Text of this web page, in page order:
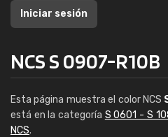
Iniciar sesión
NCS S 0907-R10B
Esta página muestra el color NCS
está en la categoría S 0601 - S
NCS.